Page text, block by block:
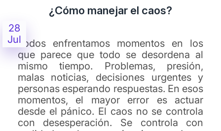
28
Jul
¿Cómo manejar el caos?
Todos enfrentamos momentos en los
que parece que todo se desordena al
mismo tiempo. Problemas, presión,
malas noticias, decisiones urgentes y
personas esperando respuestas. En esos
momentos, el mayor error es actuar
desde el pánico. El caos no se controla
con desesperación. Se controla con